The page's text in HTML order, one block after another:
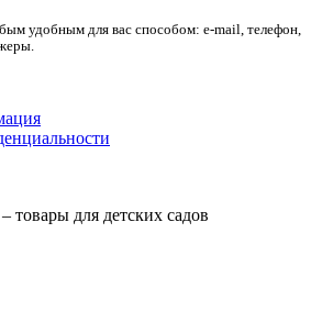
удобным для вас способом: e-mail, телефон,
товары для детских садов